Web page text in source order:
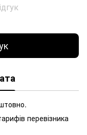
перевізника